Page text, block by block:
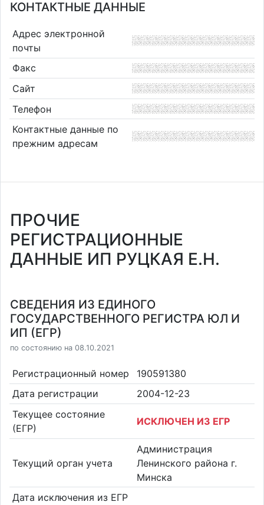
КОНТАКТНЫЕ ДАННЫЕ
Адрес электронной
почты
Факс
Сайт
Телефон
Контактные данные по
прежним адресам
ПРОЧИЕ
РЕГИСТРАЦИОННЫЕ
ДАННЫЕ ИП РУЦКАЯ Е.Н.
СВЕДЕНИЯ ИЗ ЕДИНОГО
ГОСУДАРСТВЕННОГО РЕГИСТРА ЮЛ И
ИП (ЕГР)
по состоянию на 08.10.2021
Регистрационный номер
190591380
Дата регистрации
2004-12-23
Текущее состояние
(ЕГР)
ИСКЛЮЧЕН ИЗ ЕГР
Текущий орган учета
Администрация
Ленинского района г.
Минска
Дата исключения из ЕГР